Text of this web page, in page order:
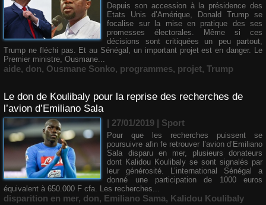
Depuis son accession à la présidence des
Etats Unis d’Amérique, Donald Trump se
focalise sur la mise en pratique des ses
promesses électorales. Même si ces
décisions sont critiquées un peu partout,
Trump ne fléchi pas. Et au Sénégal, un important projet est en danger. Le
Premier ministre, Ousmane...
aide, don, Ousmane Sonko, programmes, projet, Trump
Le don de Koulibaly pour la reprise des recherches de
l’avion d’Emiliano Sala
| 27/01/2019 | Sport
Pour que les recherches puissent se
poursuivre afin fe retrouver l’avion d’Emiliano
Sala disparu en mer, plusieurs donateurs
dont Kalidou Koulibaly se sont signalés par
leur générosité. L’international Sénégal a
donné une participation de 1000 euros
équivalent à 650.000 F cfa. Les recherches...
disparition en mer, don, Emiliano Sama, Kalidou Koulibaly